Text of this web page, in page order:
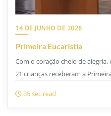
14 DE JUNHO DE 2026
Primeira Eucaristia
Com o coração cheio de
21 crianças receberam a
35 sec read